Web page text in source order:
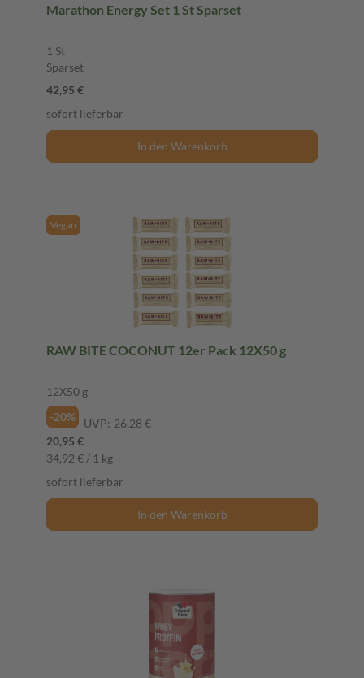
Marathon Energy Set 1 St Sparset
1 St
Sparset
42,95 €
sofort lieferbar
In den Warenkorb
Vegan
RAW BITE COCONUT 12er Pack 12X50 g
12X50 g
-20%
UVP: 26,28 €
20,95 €
34,92 € / 1 kg
sofort lieferbar
In den Warenkorb